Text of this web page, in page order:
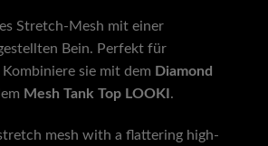
Stretch-Mesh mit einer
Bein. Perfekt für
sie mit dem Diamond
Mesh Tank Top LOOKI .
mesh with a flattering high-